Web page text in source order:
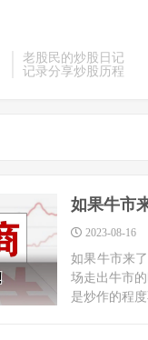
老股民的炒股日记
记录分享炒股历程
如果牛市
2023-08-16
如果牛市来
场走出牛市
是炒作的程